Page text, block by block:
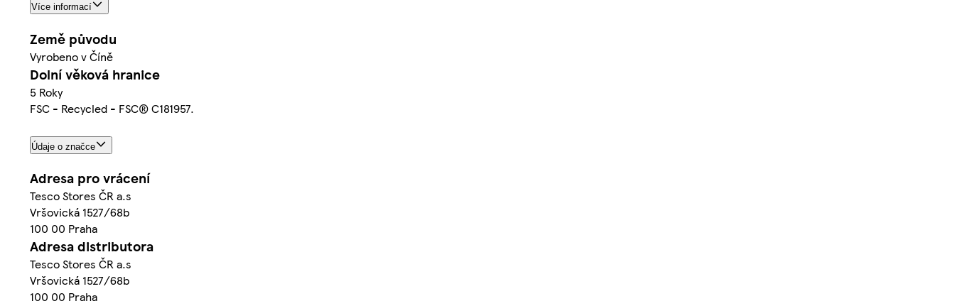
Více informací
Země původu
Vyrobeno v Číně
Dolní věková hranice
5 Roky
FSC - Recycled - FSC® C181957.
Údaje o značce
Adresa pro vrácení
Tesco Stores ČR a.s
Vršovická 1527/68b
100 00 Praha
Adresa distributora
Tesco Stores ČR a.s
Vršovická 1527/68b
100 00 Praha